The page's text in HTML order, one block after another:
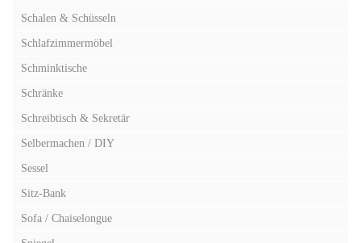
Schalen & Schüsseln
Schlafzimmermöbel
Schminktische
Schränke
Schreibtisch & Sekretär
Selbermachen / DIY
Sessel
Sitz-Bank
Sofa / Chaiselongue